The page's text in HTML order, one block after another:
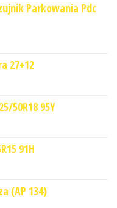
Parkowania Pdc
27+12
50R18 95Y
91H
(AP 134)